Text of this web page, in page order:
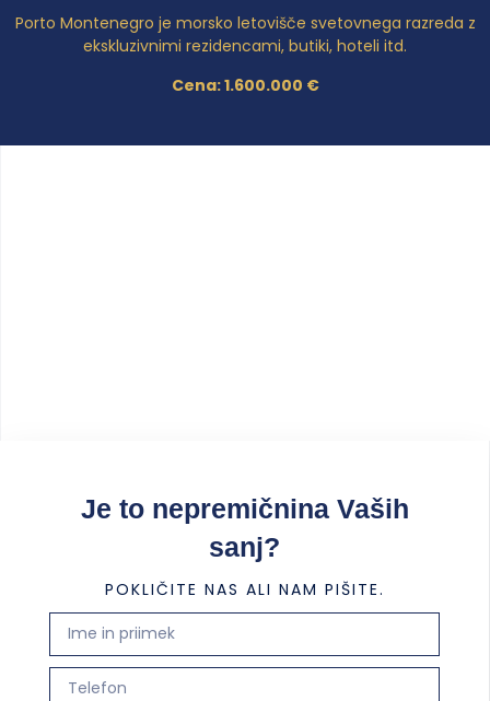
Porto Montenegro je morsko letovišče svetovnega razreda z
ekskluzivnimi rezidencami, butiki, hoteli itd.
Cena: 1.600.000 €
Je to nepremičnina Vaših
sanj?
POKLIČITE NAS ALI NAM PIŠITE.